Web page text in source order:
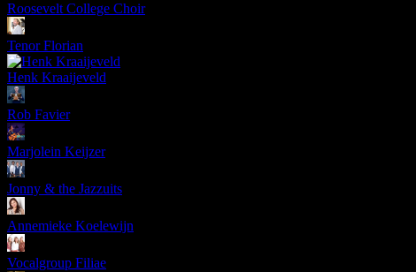
Roosevelt College Choir
Tenor Florian
Henk Kraaijeveld
Rob Favier
Marjolein Keijzer
Jonny & the Jazzuits
Annemieke Koelewijn
Vocalgroup Filiae